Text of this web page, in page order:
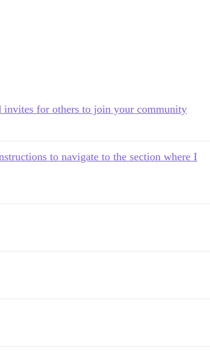
invites for others to join your community
to navigate to the section where I